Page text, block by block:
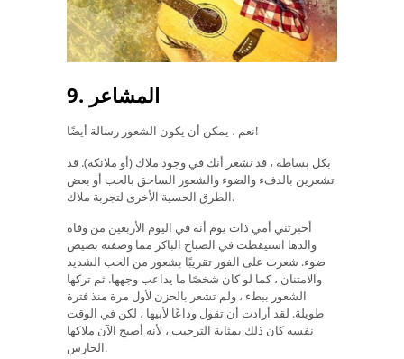
9. المشاعر
نعم ، يمكن أن يكون الشعور رسالة أيضًا!
بكل بساطة ، قدتشعر أنك في وجود ملاك (أو ملائكة). قد
تشعرين بالدفء والضوء والشعور الساحق بالحب أو بعض
الطرق الحسية الأخرى لتجربة ملاك.
أخبرتني أمي ذات يوم أنه في اليوم الأربعين من وفاة
والدها استيقظت في الصباح الباكر مما وصفته بصيص
ضوء. شعرت على الفور تقريبًا بشعور من الحب الشديد
والامتنان ، كما لو كان شخصًا ما يداعب وجهها. ثم تركها
الشعور ببطء ، ولم تشعر بالحزن لأول مرة منذ فترة
طويلة. لقد أرادت أن تقول وداعًا لأبيها ، لكن في الوقت
نفسه كان ذلك بمثابة الترحيب ، لأنه أصبح الآن ملاكها
الحارس.